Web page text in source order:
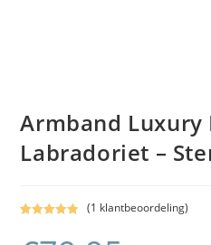
Armband Luxury
Labradoriet –
5.00op 5
(1 klantbeoordeling)